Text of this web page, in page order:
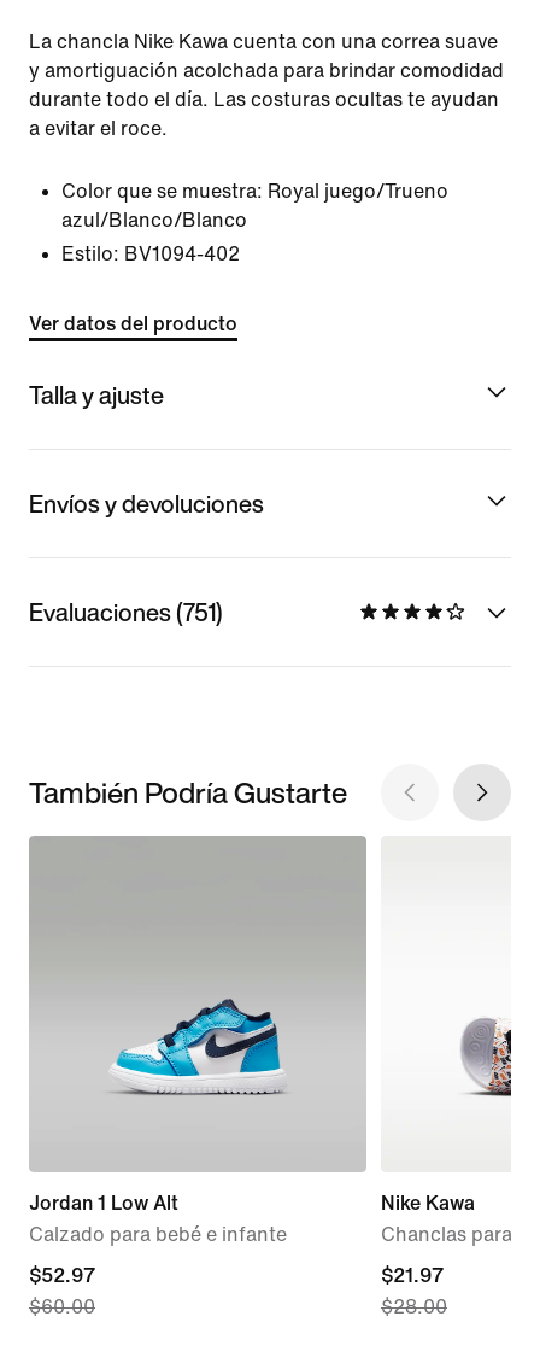
La chancla Nike Kawa cuenta con una correa suave
y amortiguación acolchada para brindar comodidad
durante todo el día. Las costuras ocultas te ayudan
a evitar el roce.
Color que se muestra: Royal juego/Trueno
azul/Blanco/Blanco
Estilo: BV1094-402
Ver datos del producto
Talla y ajuste
Envíos y devoluciones
Evaluaciones (751)
También Podría Gustarte
Jordan 1 Low Alt
Calzado para bebé e infante
current
price
$52.97
$60.00
Nike Kawa
Chanclas para
current
price
$21.97
$28.00